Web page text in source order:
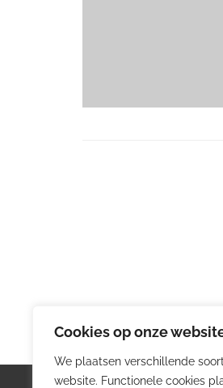
Cookies op onze
We plaatsen verschillende
website. Functionele cookies